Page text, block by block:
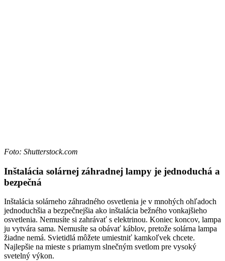
Foto: Shutterstock.com
Inštalácia solárnej záhradnej lampy je jednoduchá a
bezpečná
Inštalácia solárneho záhradného osvetlenia je v mnohých ohľadoch
jednoduchšia a bezpečnejšia ako inštalácia bežného vonkajšieho
osvetlenia. Nemusíte si zahrávať s elektrinou. Koniec koncov, lampa
ju vytvára sama. Nemusíte sa obávať káblov, pretože solárna lampa
žiadne nemá. Svietidlá môžete umiestniť kamkoľvek chcete.
Najlepšie na mieste s priamym slnečným svetlom pre vysoký
svetelný výkon.